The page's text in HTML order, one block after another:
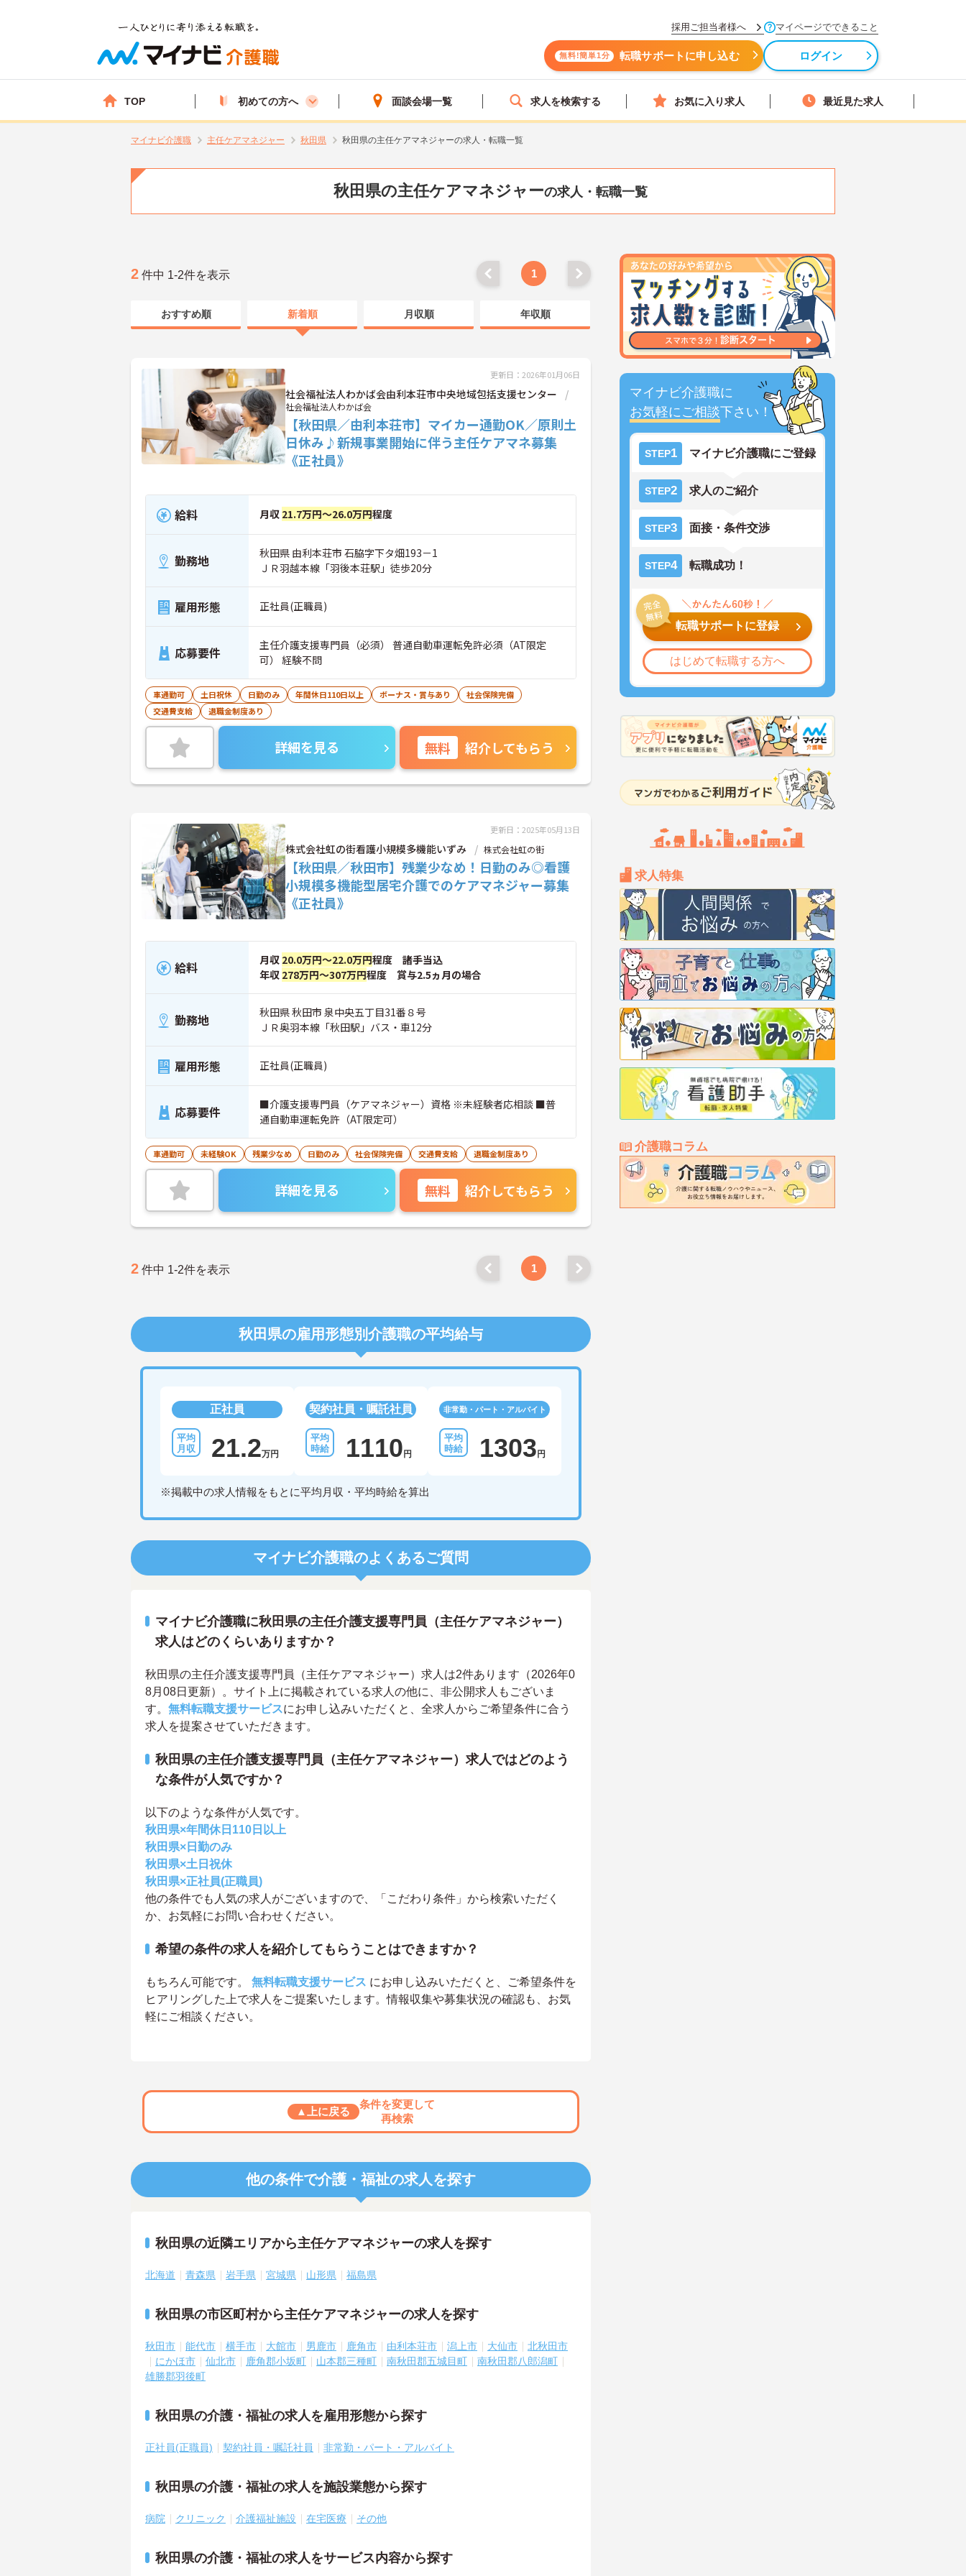
採用ご担当者様へ マイページでできること
無料!簡単1分 転職サポートに申し込む ログイン
TOP 初めての方へ 面談会場一覧 求人を検索する お気に入り求人 最近見た求人
マイナビ介護職 主任ケアマネジャー 秋田県 秋田県の主任ケアマネジャーの求人・転職一覧
秋田県の主任ケアマネジャーの求人・転職一覧
マイナビ介護職に
お気軽にご相談下さい！
STEP1 マイナビ介護職にご登録
STEP2 求人のご紹介
STEP3 面接・条件交渉
STEP4 転職成功！
転職サポートに登録
はじめて転職する方へ
求人特集
介護職コラム
2 件中 1-2件を表示 1
おすすめ順 新着順 月収順 年収順
更新日：2026年01月06日
社会福祉法人わかば会由利本荘市中央地域包括支援センター
社会福祉法人わかば会
【秋田県／由利本荘市】マイカー通勤OK／原則土
日休み♪新規事業開始に伴う主任ケアマネ募集
《正社員》
給料 月収 21.7万円～26.0万円程度
勤務地
秋田県 由利本荘市 石脇字下タ畑193－1
ＪＲ羽越本線「羽後本荘駅」徒歩20分
雇用形態 正社員(正職員)
応募要件
主任介護支援専門員（必須） 普通自動車運転免許必須（AT限定
可） 経験不問
車通勤可 土日祝休 日勤のみ 年間休日110日以上 ボーナス・賞与あり
社会保険完備
交通費支給
退職金制度あり
詳細を見る 無料 紹介してもらう
更新日：2025年05月13日
株式会社虹の街看護小規模多機能いずみ 株式会社虹の街
【秋田県／秋田市】残業少なめ！日勤のみ◎看護
小規模多機能型居宅介護でのケアマネジャー募集
《正社員》
給料 月収 20.0万円～22.0万円程度 諸手当込
年収 278万円～307万円程度 賞与2.5ヵ月の場合
勤務地
秋田県 秋田市 泉中央五丁目31番８号
ＪＲ奥羽本線「秋田駅」バス・車12分
雇用形態 正社員(正職員)
応募要件
■介護支援専門員（ケアマネジャー）資格 ※未経験者応相談 ■普
通自動車運転免許（AT限定可）
車通勤可 未経験OK 残業少なめ 日勤のみ 社会保険完備 交通費支給 退職金制度あり
詳細を見る 無料 紹介してもらう
2 件中 1-2件を表示 1
秋田県の雇用形態別介護職の平均給与
正社員
21.2万円
契約社員・嘱託社員
1110 円
非常勤・パート・アルバイト
1303 円
※掲載中の求人情報をもとに平均月収・平均時給を算出
マイナビ介護職のよくあるご質問
マイナビ介護職に秋田県の主任介護支援専門員（主任ケアマネジャー）
求人はどのくらいありますか？
秋田県の主任介護支援専門員（主任ケアマネジャー）求人は2件あります（2026年0
8月08日更新）。サイト上に掲載されている求人の他に、非公開求人もございま
す。 無料転職支援サービスにお申し込みいただくと、全求人からご希望条件に合う
求人を提案させていただきます。
秋田県の主任介護支援専門員（主任ケアマネジャー）求人ではどのよう
な条件が人気ですか？
以下のような条件が人気です。
秋田県×年間休日110日以上
秋田県×日勤のみ
秋田県×土日祝休
秋田県×正社員(正職員)
他の条件でも人気の求人がございますので、「こだわり条件」から検索いただく
か、お気軽にお問い合わせください。
希望の条件の求人を紹介してもらうことはできますか？
もちろん可能です。 無料転職支援サービス にお申し込みいただくと、ご希望条件を
ヒアリングした上で求人をご提案いたします。情報収集や募集状況の確認も、お気
軽にご相談ください。
▲上に戻る
条件を変更して
再検索
他の条件で介護・福祉の求人を探す
秋田県の近隣エリアから主任ケアマネジャーの求人を探す
北海道 青森県 岩手県 宮城県 山形県 福島県
秋田県の市区町村から主任ケアマネジャーの求人を探す
秋田市 能代市 横手市 大館市 男鹿市 鹿角市 由利本荘市 潟上市 大仙市
北秋田市
にかほ市
仙北市 鹿角郡小坂町 山本郡三種町 南秋田郡五城目町
南秋田郡八郎潟町
雄勝郡羽後町
秋田県の介護・福祉の求人を雇用形態から探す
正社員(正職員) 契約社員・嘱託社員 非常勤・パート・アルバイト
秋田県の介護・福祉の求人を施設業態から探す
病院 クリニック 介護福祉施設 在宅医療 その他
秋田県の介護・福祉の求人をサービス内容から探す